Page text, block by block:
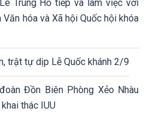
Trung Hồ tiếp và làm việc với
hóa và Xã hội Quốc hội khóa
trật tự dịp Lễ Quốc khánh 2/9
Đồn Biên Phòng Xẻo Nhàu
thác IUU